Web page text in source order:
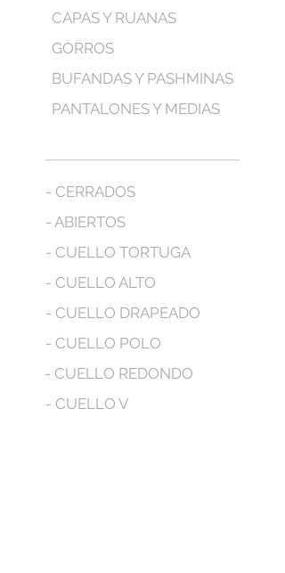
CAPAS Y RUANAS
GORROS
BUFANDAS Y PASHMINAS
PANTALONES Y MEDIAS
- CERRADOS
- ABIERTOS
- CUELLO TORTUGA
- CUELLO ALTO
- CUELLO DRAPEADO
- CUELLO POLO
- CUELLO REDONDO
- CUELLO V